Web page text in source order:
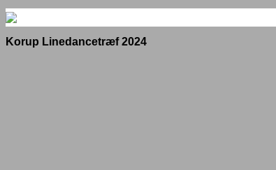
Korup Linedancetræf 2024